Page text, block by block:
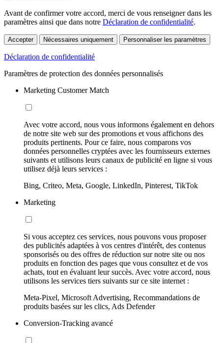
Avant de confirmer votre accord, merci de vous renseigner dans les
paramètres ainsi que dans notre Déclaration de confidentialité.
Accepter Nécessaires uniquement Personnaliser les paramètres
Déclaration de confidentialité
Paramètres de protection des données personnalisés
Marketing Customer Match
Avec votre accord, nous vous informons également en dehors
de notre site web sur des promotions et vous affichons des
produits pertinents. Pour ce faire, nous comparons vos
données personnelles cryptées avec les fournisseurs externes
suivants et utilisons leurs canaux de publicité en ligne si vous
utilisez déjà leurs services :
Bing, Criteo, Meta, Google, LinkedIn, Pinterest, TikTok
Marketing
Si vous acceptez ces services, nous pouvons vous proposer
des publicités adaptées à vos centres d'intérêt, des contenus
sponsorisés ou des offres de réduction sur notre site ou nos
produits en fonction des pages que vous consultez et de vos
achats, tout en évaluant leur succès. Avec votre accord, nous
utilisons les services tiers suivants sur ce site internet :
Meta-Pixel, Microsoft Advertising, Recommandations de
produits basées sur les clics, Ads Defender
Conversion-Tracking avancé